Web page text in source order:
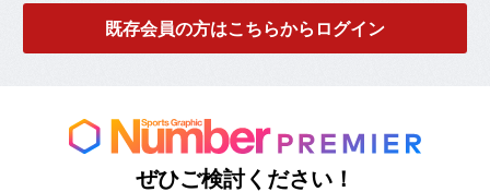
既存会員の方はこちらからログイン
ぜひご検討ください！